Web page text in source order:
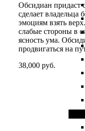
Обсидиан придаст
сделает владельца
эмоциям взять
слабые стороны в
ясность ума.
продвигаться на
38,000 руб.